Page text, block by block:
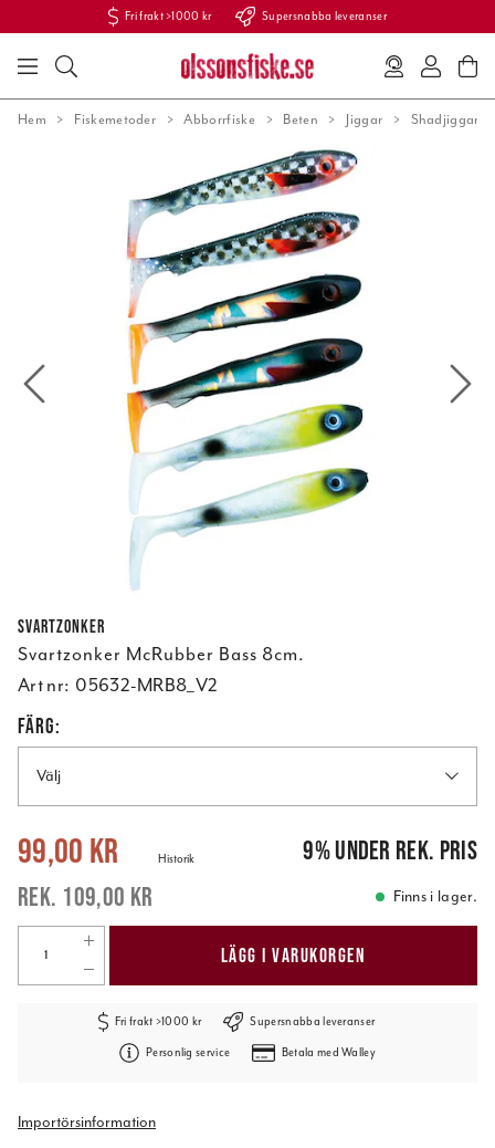
Fri frakt >1000 kr Supersnabba leveranser
Hem Fiskemetoder Abborrfiske Beten Jiggar Shadjiggar
Svartzonker
Svartzonker McRubber Bass 8cm.
Art nr: 05632-MRB8_V2
FÄRG:
Välj
Nuvarande pris: 109,00 kr
99,00 kr
109,00 kr
Historik 9%under rek. pris
Finns i lager.
LÄGG I VARUKORGEN
Fri frakt >1000 kr Supersnabba leveranser
Personlig service Betala med Walley
Importörsinformation